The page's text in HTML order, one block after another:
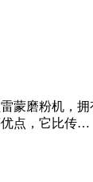
蒙磨粉机，
优点，它比传…